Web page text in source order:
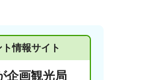
情報サイト
企画観光局